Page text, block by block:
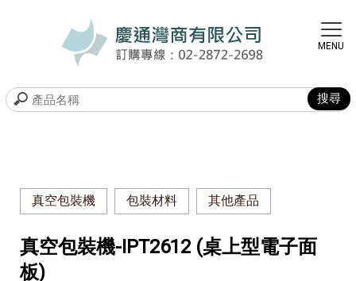
真空包裝機 包裝材料 其他產品
真空包裝機-IPT2612 (桌上型電子面
板)